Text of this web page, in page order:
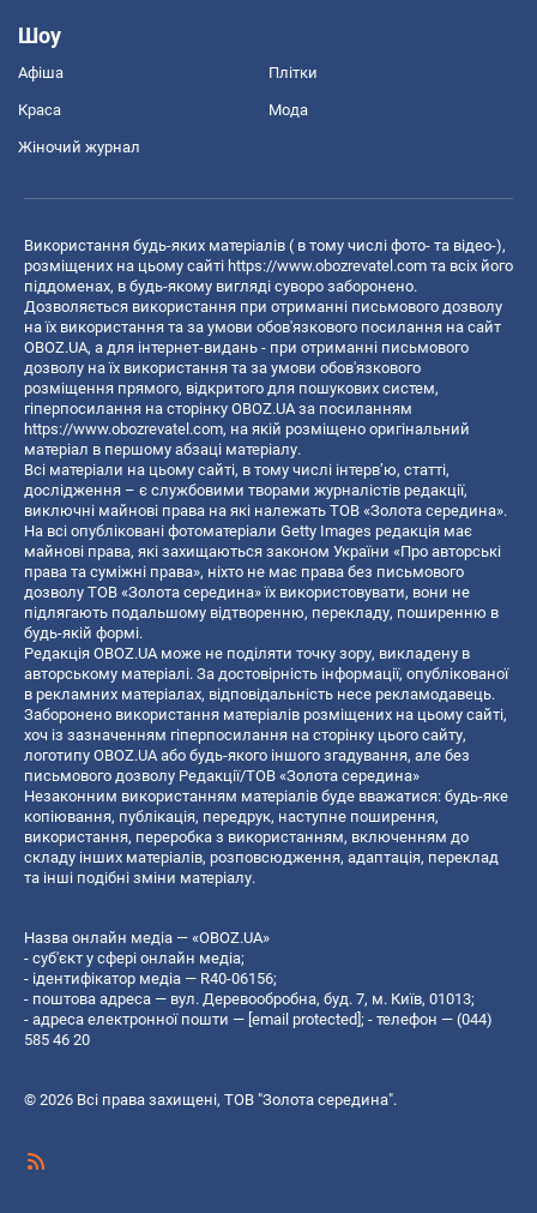
Шоу
Афіша Плітки
Краса Мода
Жіночий журнал
Використання будь-яких матеріалів ( в тому числі фото- та відео-),
розміщених на цьому сайті https://www.obozrevatel.com та всіх його
піддоменах, в будь-якому вигляді суворо заборонено.
Дозволяється використання при отриманні письмового дозволу
на їх використання та за умови обов'язкового посилання на сайт
OBOZ.UA, а для інтернет-видань - при отриманні письмового
дозволу на їх використання та за умови обов'язкового
розміщення прямого, відкритого для пошукових систем,
гіперпосилання на сторінку OBOZ.UA за посиланням
https://www.obozrevatel.com, на якій розміщено оригінальний
матеріал в першому абзаці матеріалу.
Всі матеріали на цьому сайті, в тому числі інтерв’ю, статті,
дослідження – є службовими творами журналістів редакції,
виключні майнові права на які належать ТОВ «Золота середина».
На всі опубліковані фотоматеріали Getty Images редакція має
майнові права, які захищаються законом України «Про авторські
права та суміжні права», ніхто не має права без письмового
дозволу ТОВ «Золота середина» їх використовувати, вони не
підлягають подальшому відтворенню, перекладу, поширенню в
будь-якій формі.
Редакція OBOZ.UA може не поділяти точку зору, викладену в
авторському матеріалі. За достовірність інформації, опублікованої
в рекламних матеріалах, відповідальність несе рекламодавець.
Заборонено використання матеріалів розміщених на цьому сайті,
хоч із зазначенням гіперпосилання на сторінку цього сайту,
логотипу OBOZ.UA або будь-якого іншого згадування, але без
письмового дозволу Редакції/ТОВ «Золота середина»
Незаконним використанням матеріалів буде вважатися: будь-яке
копiювання, публiкацiя, передрук, наступне поширення,
використання, переробка з використанням, включенням до
складу інших матеріалів, розповсюдження, адаптація, переклад
та інші подібні зміни матеріалу.
Назва онлайн медіа — «OBOZ.UA»
- суб'єкт у сфері онлайн медіа;
- ідентифікатор медіа — R40-06156;
- поштова адреса — вул. Деревообробна, буд. 7, м. Київ, 01013;
- адреса електронної пошти — [email protected]; - телефон — (044)
585 46 20
© 2026 Всі права захищені, ТОВ "Золота середина".